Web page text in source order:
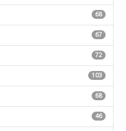
68
67
72
103
68
46